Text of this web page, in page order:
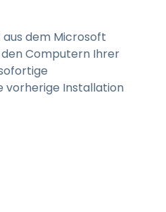
dem Microsoft
Computern Ihrer
vorherige Installation